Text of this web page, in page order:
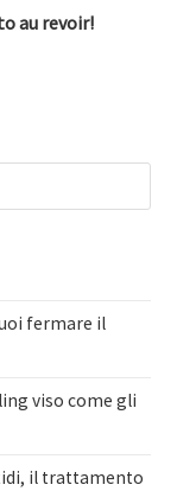
au revoir!
fermare il
viso come gli
il trattamento